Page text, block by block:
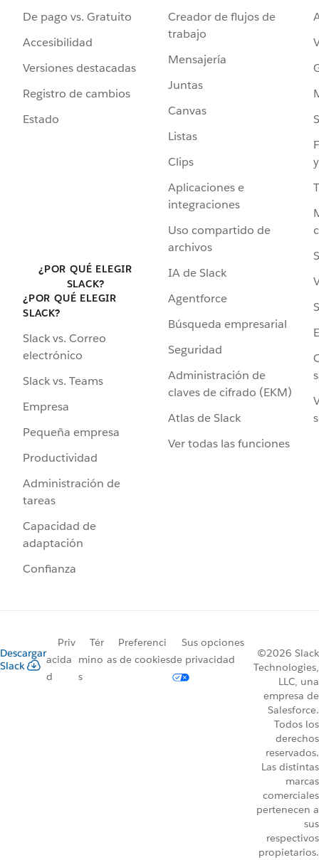
De pago vs. Gratuito
Accesibilidad
Versiones destacadas
Registro de cambios
Estado
¿POR QUÉ ELEGIR
SLACK?
¿POR QUÉ ELEGIR
SLACK?
Slack vs. Correo
electrónico
Slack vs. Teams
Empresa
Pequeña empresa
Productividad
Administración de
tareas
Capacidad de
adaptación
Confianza
Creador de flujos de
trabajo
Mensajería
Juntas
Canvas
Listas
Clips
Aplicaciones e
integraciones
Uso compartido de
archivos
IA de Slack
Agentforce
Búsqueda empresarial
Seguridad
Administración de
claves de cifrado (EKM)
Atlas de Slack
Ver todas las funciones
Descargar
Slack
Priv
acida
d
Tér
mino
s
Preferenci
as de cookies
Sus opciones
de privacidad
©2026 Slack
Technologies,
LLC, una
empresa de
Salesforce.
Todos los
derechos
reservados.
Las distintas
marcas
comerciales
pertenecen a
sus
respectivos
propietarios.